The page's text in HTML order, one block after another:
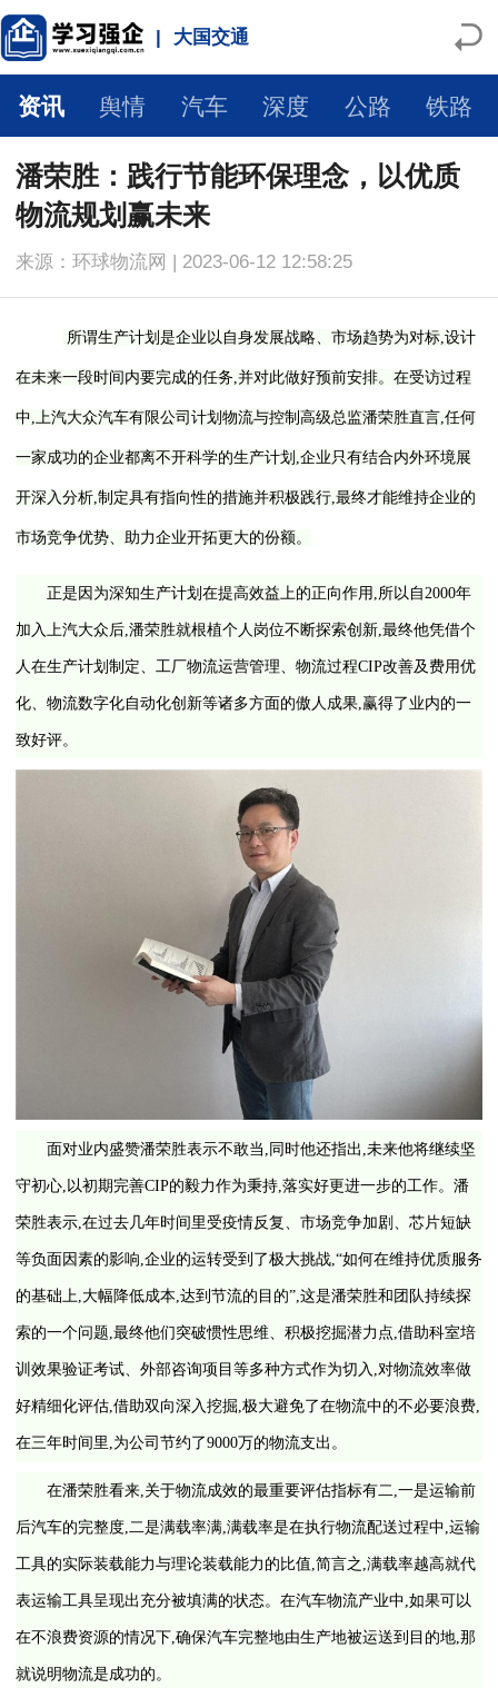
| 大国交通
资讯 舆情 汽车 深度 公路 铁路
潘荣胜：践行节能环保理念，以优质
物流规划赢未来
来源：环球物流网 | 2023-06-12 12:58:25
所谓生产计划是企业以自身发展战略、市场趋势为对标,设计
在未来一段时间内要完成的任务,并对此做好预前安排。在受访过程
中,上汽大众汽车有限公司计划物流与控制高级总监潘荣胜直言,任何
一家成功的企业都离不开科学的生产计划,企业只有结合内外环境展
开深入分析,制定具有指向性的措施并积极践行,最终才能维持企业的
市场竞争优势、助力企业开拓更大的份额。
正是因为深知生产计划在提高效益上的正向作用,所以自2000年
加入上汽大众后,潘荣胜就根植个人岗位不断探索创新,最终他凭借个
人在生产计划制定、工厂物流运营管理、物流过程CIP改善及费用优
化、物流数字化自动化创新等诸多方面的傲人成果,赢得了业内的一
致好评。
面对业内盛赞潘荣胜表示不敢当,同时他还指出,未来他将继续坚
守初心,以初期完善CIP的毅力作为秉持,落实好更进一步的工作。潘
荣胜表示,在过去几年时间里受疫情反复、市场竞争加剧、芯片短缺
等负面因素的影响,企业的运转受到了极大挑战,“如何在维持优质服务
的基础上,大幅降低成本,达到节流的目的”,这是潘荣胜和团队持续探
索的一个问题,最终他们突破惯性思维、积极挖掘潜力点,借助科室培
训效果验证考试、外部咨询项目等多种方式作为切入,对物流效率做
好精细化评估,借助双向深入挖掘,极大避免了在物流中的不必要浪费,
在三年时间里,为公司节约了9000万的物流支出。
在潘荣胜看来,关于物流成效的最重要评估指标有二,一是运输前
后汽车的完整度,二是满载率满,满载率是在执行物流配送过程中,运输
工具的实际装载能力与理论装载能力的比值,简言之,满载率越高就代
表运输工具呈现出充分被填满的状态。在汽车物流产业中,如果可以
在不浪费资源的情况下,确保汽车完整地由生产地被运送到目的地,那
就说明物流是成功的。